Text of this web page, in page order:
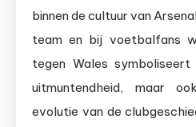
binnen de cultuur van
team en bij voetbalfans
tegen Wales symboliseert
uitmuntendheid, maar
evolutie van de